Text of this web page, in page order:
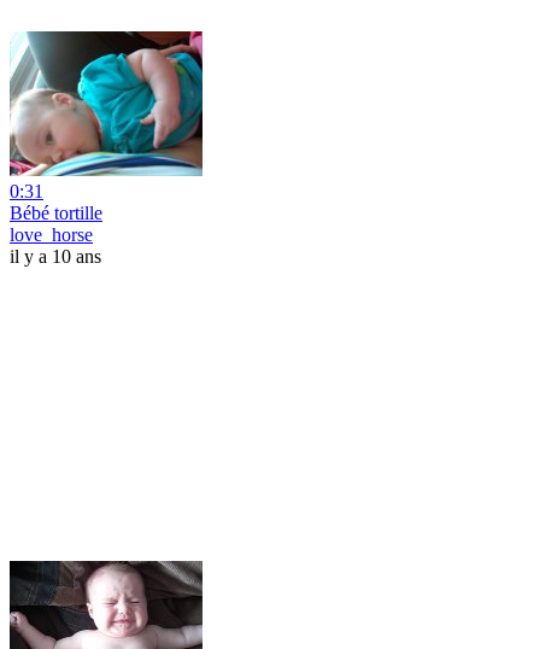
0:31
Bébé tortille
love_horse
il y a 10 ans